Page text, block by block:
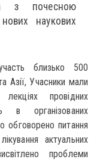
з почесною
наукових
близько 500
Азії, Учасники мали
провідних
в організованих
обговорено питання
актуальних
проблеми